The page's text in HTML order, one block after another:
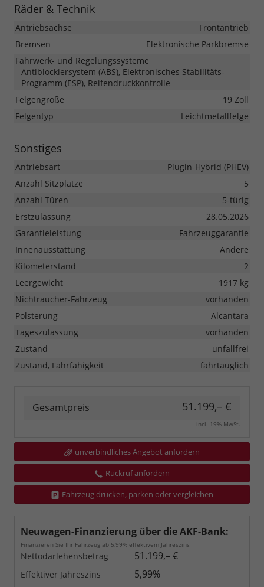
Räder & Technik
Antriebsachse
Frontantrieb
Bremsen
Elektronische Parkbremse
Fahrwerk- und Regelungssysteme
Antiblockiersystem (ABS), Elektronisches Stabilitäts-
Programm (ESP), Reifendruckkontrolle
Felgengröße
19 Zoll
Felgentyp
Leichtmetallfelge
Sonstiges
Antriebsart
Plugin-Hybrid (PHEV)
Anzahl Sitzplätze
5
Anzahl Türen
5-türig
Erstzulassung
28.05.2026
Garantieleistung
Fahrzeuggarantie
Innenausstattung
Andere
Kilometerstand
2
Leergewicht
1917 kg
Nichtraucher-Fahrzeug
vorhanden
Polsterung
Alcantara
Tageszulassung
vorhanden
Zustand
unfallfrei
Zustand, Fahrfähigkeit
fahrtauglich
Gesamtpreis 51.199,– €
incl. 19% MwSt.
unverbindliches Angebot anfordern
Rückruf anfordern
Fahrzeug drucken, parken oder vergleichen
Neuwagen-Finanzierung über die AKF-Bank:
Finanzieren Sie Ihr Fahrzeug ab 5,99% effektivem Jahreszins
Nettodarlehensbetrag 51.199,– €
Effektiver Jahreszins
5,99%